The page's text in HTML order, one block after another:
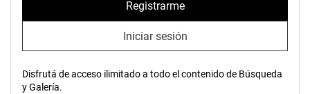
Registrarme
Iniciar sesión
Disfrutá de acceso ilimitado a todo el contenido de Búsqueda
y Galería.